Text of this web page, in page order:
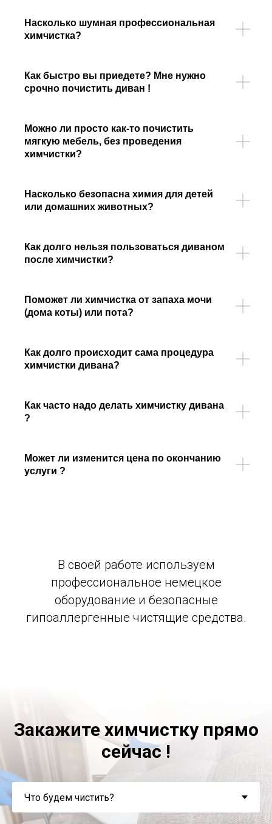
Насколько шумная профессиональная
химчистка?
Как быстро вы приедете? Мне нужно
срочно почистить диван !
Можно ли просто как-то почистить
мягкую мебель, без проведения
химчистки?
Насколько безопасна химия для детей
или домашних животных?
Как долго нельзя пользоваться диваном
после химчистки?
Поможет ли химчистка от запаха мочи
(дома коты) или пота?
Как долго происходит сама процедура
химчистки дивана?
Как часто надо делать химчистку дивана
?
Может ли изменится цена по окончанию
услуги ?
В своей работе используем
профессиональное немецкое
оборудование и безопасные
гипоаллергенные чистящие средства.
Закажите химчистку прямо
сейчас !